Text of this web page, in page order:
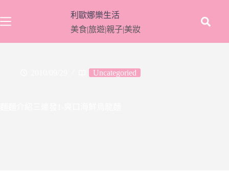
至
要
利歐娜樂生活
美食|旅遊|親子|美妝
Uncategoried